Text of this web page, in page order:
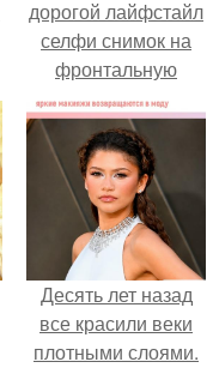
дорогой лайфстайл
селфи снимок на
фронтальную
камеру.
Десять лет назад
все красили веки
плотными слоями.